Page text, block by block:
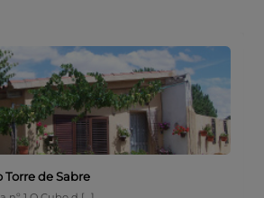
de Sabre